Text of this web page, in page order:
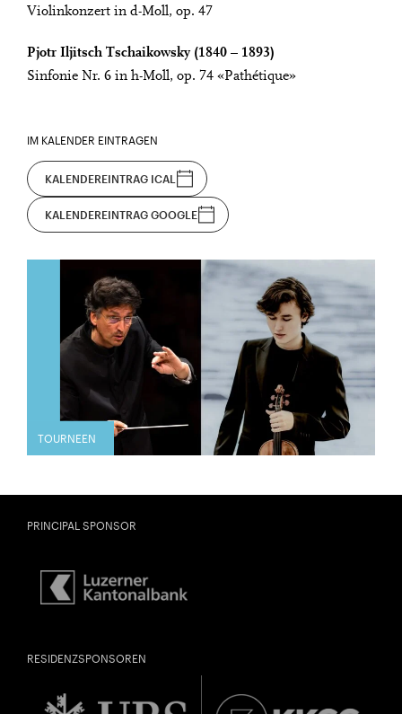
Violinkonzert in d-Moll, op. 47
Pjotr Iljitsch Tschaikowsky (1840 – 1893)
Sinfonie Nr. 6 in h-Moll, op. 74 «Pathétique»
IM KALENDER EINTRAGEN
KALENDEREINTRAG ICAL
KALENDEREINTRAG GOOGLE
TOURNEEN
PRINCIPAL SPONSOR
RESIDENZSPONSOREN